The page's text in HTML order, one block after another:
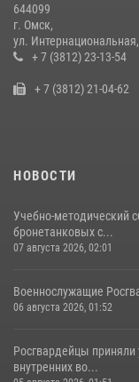
Росгвардия подвела
области
644099
г. Омск,
ул.
+ 7 (3812) 23-13-54
+ 7 (3812) 21-04-62
НОВОСТИ
Учебно-методический
бронетанковых с...
07 августа 2026, 02:01
Военнослужащие
06 августа 2026, 01:52
Росгвардейцы
внутренних во...